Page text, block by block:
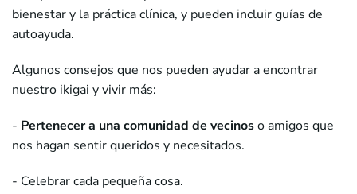
bienestar y la práctica clínica, y pueden incluir guías de
autoayuda.
Algunos consejos que nos pueden ayudar a encontrar
nuestro ikigai y vivir más:
- Pertenecer a una comunidad de vecinoso amigos que
nos hagan sentir queridos y necesitados.
- Celebrar cada pequeña cosa.